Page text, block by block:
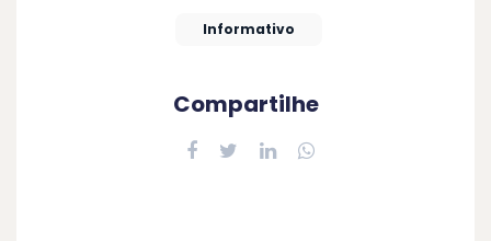
Informativo
Compartilhe